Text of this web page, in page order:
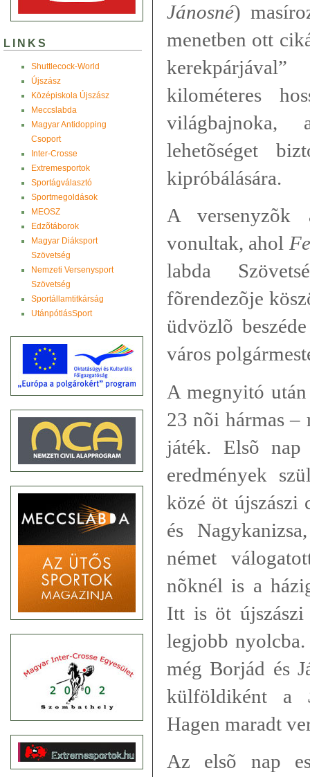
LINKS
Shuttlecock-World
Újszász
Középiskola Újszász
Meccslabda
Magyar Antidopping
Csoport
Inter-Crosse
Extremesportok
Sportágválasztó
Sportmegoldások
MEOSZ
Edzõtáborok
Magyar Diáksport
Szövetség
Nemzeti Versenysport
Szövetség
Sportállamtitkárság
UtánpótlásSport
Jánosné)
menetben ott
kilométeres
világbajnoka,
lehetõséget
kipróbálására.
A versenyzõk
vonultak, ahol
labda
fõrendezõje
üdvözlõ
város
A megnyitó
23 nõi hármas –
játék. Elsõ nap
eredmények
közé öt újszászi
és
német
nõknél is a
Itt is öt újszászi
legjobb
még Borjád és
külföldiként a
Hagen maradt
Az elsõ nap